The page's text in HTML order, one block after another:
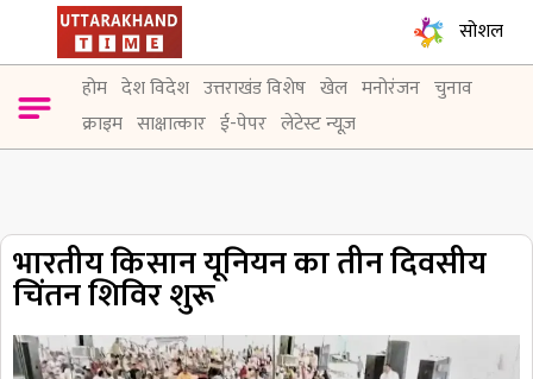
सोशल
होम देश विदेश उत्तराखंड विशेष खेल मनोरंजन चुनाव
क्राइम साक्षात्कार ई-पेपर लेटेस्ट न्यूज़
भारतीय किसान यूनियन का तीन दिवसीय
चिंतन शिविर शुरू